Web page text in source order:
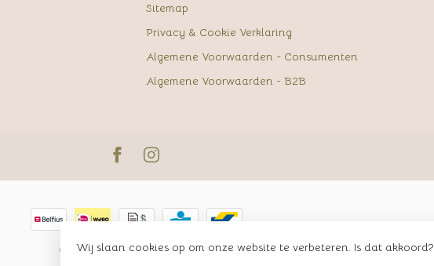
Sitemap
Privacy & Cookie Verklaring
Algemene Voorwaarden - Consumenten
Algemene Voorwaarden - B2B
© Copyright 2026 JUTTER & Co.
Wij slaan cookies op om onze website te verbeteren. Is dat akkoord?